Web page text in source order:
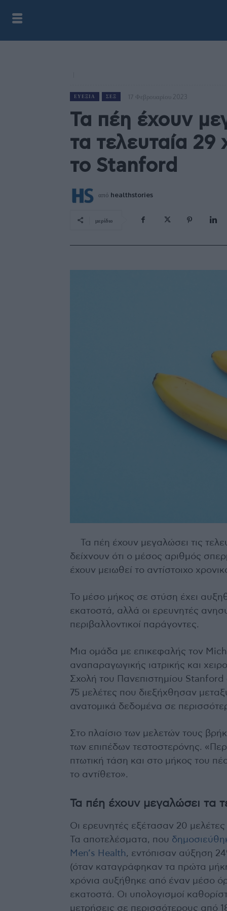
ΕΥΕΞΊΑ ΣΕΞ 17 Φεβρουαρίου 2023
Τα πέη έχουν
τα τελευταία 29
το Stanford
από healthstories
μερίδιο
Τα πέη έχουν μεγαλώσει τις
δείχνουν ότι ο μέσος αριθμός
έχουν μειωθεί το αντίστοιχο
Το μέσο μήκος σε στύση έχει
εκατοστά, αλλά οι ερευνητές
περιβαλλοντικοί παράγοντες.
Μια ομάδα με επικεφαλής τον
αναπαραγωγικής ιατρικής και
Σχολή του Πανεπιστημίου
75 μελέτες που διεξήχθησαν
ανατομικά δεδομένα σε
Στο πλαίσιο των μελετών τους
των επιπέδων τεστοστερόνης.
πτωτική τάση και στο μήκος του
το αντίθετο».
Τα πέη έχουν μεγαλώσει τα
Οι ερευνητές εξέτασαν 20
Τα αποτελέσματα, που
Men’s Health, εντόπισαν αύξηση
(όταν καταγράφηκαν τα πρώτα
χρόνια αυξήθηκε από έναν μέσο
εκατοστά. Οι υπολογισμοί
μετρήσεις σε περισσότερους από